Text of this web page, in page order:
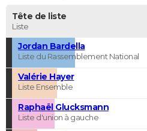
Tête de liste
Liste
Jordan Bardella
Liste du Rassemblement National
Valérie Hayer
Liste Ensemble
Raphaël Glucksmann
Liste d'union à gauche